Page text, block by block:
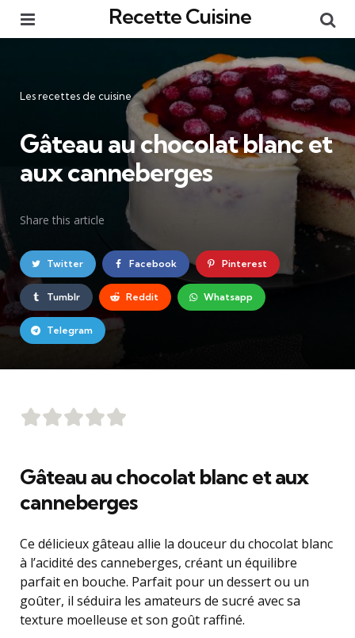
Recette Cuisine
Catégories
Les recettes de cuisine
Gâteau au chocolat blanc et
aux canneberges
Share this article
Twitter Facebook Pinterest
Tumblr Reddit Whatsapp
Telegram
Gâteau au chocolat blanc et aux
canneberges
Ce délicieux gâteau allie la douceur du chocolat blanc
à l’acidité des canneberges, créant un équilibre
parfait en bouche. Parfait pour un dessert ou un
goûter, il séduira les amateurs de sucré avec sa
texture moelleuse et son goût raffiné.